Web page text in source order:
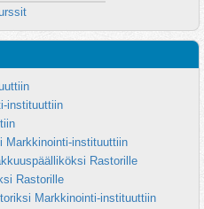
instituuttiin
Markkinointi-instituuttiin
Rastorille
Rastorille
Markkinointi-instituuttiin